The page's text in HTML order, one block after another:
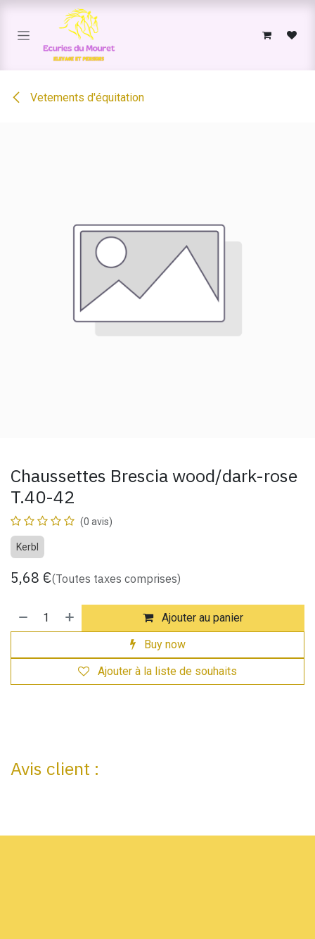
Se rendre au contenu
Vetements d'équitation
Chaussettes Brescia wood/dark-rose
T.40-42
(0 avis)
Kerbl
5,68 €(Toutes taxes comprises)
Ajouter au panier
Buy now
Ajouter à la liste de souhaits
Avis client :